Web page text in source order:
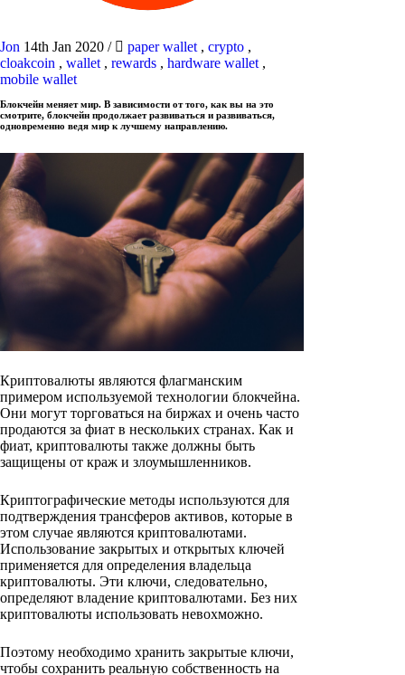
Jon 14th Jan 2020 / paper wallet , crypto ,
cloakcoin , wallet , rewards , hardware wallet ,
mobile wallet
Блокчейн меняет мир. В зависимости от того, как вы на это
смотрите, блокчейн продолжает развиваться и развиваться,
одновременно ведя мир к лучшему направлению.
Криптовалюты являются флагманским
примером используемой технологии блокчейна.
Они могут торговаться на биржах и очень часто
продаются за фиат в нескольких странах. Как и
фиат, криптовалюты также должны быть
защищены от краж и злоумышленников.
Криптографические методы используются для
подтверждения трансферов активов, которые в
этом случае являются криптовалютами.
Использование закрытых и открытых ключей
применяется для определения владельца
криптовалюты. Эти ключи, следовательно,
определяют владение криптовалютами. Без них
криптовалюты использовать невохможно.
Поэтому необходимо хранить закрытые ключи,
чтобы сохранить реальную собственность на